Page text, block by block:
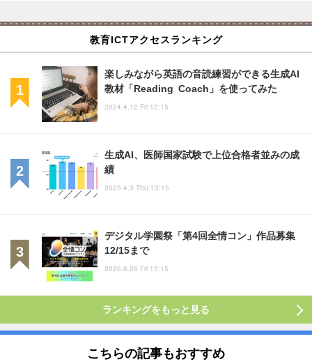
教育ICTアクセスランキング
楽しみながら英語の音読練習ができる生成AI
教材「Reading Coach」を使ってみた
2024.4.12 Fri 12:15
生成AI、医師国家試験で上位合格者並みの成
績
2025.4.3 Thu 13:15
デジタル学園祭「第4回全情コン」作品募集
12/15まで
2026.6.26 Fri 13:15
ランキングをもっと見る
こちらの記事もおすすめ